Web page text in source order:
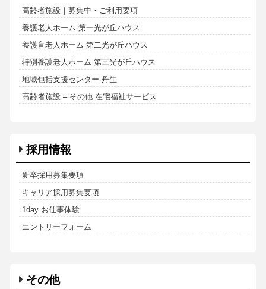
高齢者施設｜募集中・ご利用要項
養護老人ホーム 第一光が丘ハウス
養護盲老人ホーム 第二光が丘ハウス
特別養護老人ホーム 第三光が丘ハウス
地域包括支援センター 丹生
高齢者施設 – その他 在宅福祉サービス
採用情報
新卒採用募集要項
キャリア採用募集要項
1day お仕事体験
エントリーフォーム
その他